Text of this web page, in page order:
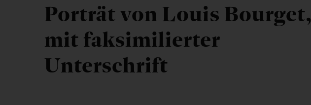
Porträt von Louis Bourget,
mit faksimilierter
Unterschrift